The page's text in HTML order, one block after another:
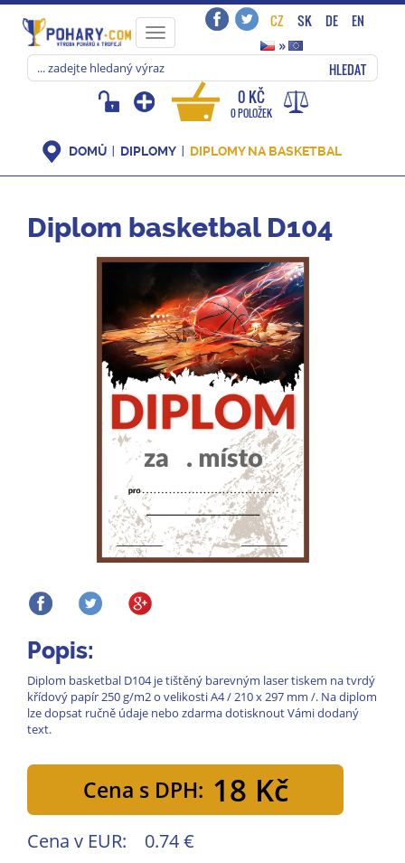
Toggle
navigation
CZ SK DE
EN
»
HLEDAT
0 KČ
0 POLOŽEK
DOMŮ DIPLOMY DIPLOMY NA BASKETBAL
Diplom basketbal D104
Popis:
Diplom basketbal D104 je tištěný barevným laser tiskem na tvrdý
křídový papír 250 g/m2 o velikosti A4 / 210 x 297 mm /. Na diplom
lze dopsat ručně údaje nebo zdarma dotisknout Vámi dodaný
text.
Cena s DPH: 18 Kč
Cena v EUR: 0.74 €